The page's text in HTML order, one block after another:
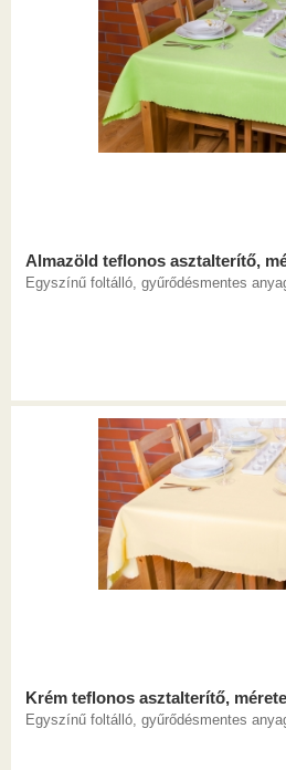
Almazöld teflonos asztalterítő,
Egyszínű foltálló, gyűrődésmentes
Krém teflonos asztalterítő,
Egyszínű foltálló, gyűrődésmentes